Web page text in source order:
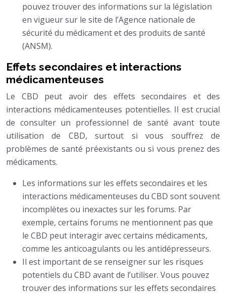
pouvez trouver des informations sur la législation
en vigueur sur le site de l’Agence nationale de
sécurité du médicament et des produits de santé
(ANSM).
Effets secondaires et interactions
médicamenteuses
Le CBD peut avoir des effets secondaires et des
interactions médicamenteuses potentielles. Il est crucial
de consulter un professionnel de santé avant toute
utilisation de CBD, surtout si vous souffrez de
problèmes de santé préexistants ou si vous prenez des
médicaments.
Les informations sur les effets secondaires et les
interactions médicamenteuses du CBD sont souvent
incomplètes ou inexactes sur les forums. Par
exemple, certains forums ne mentionnent pas que
le CBD peut interagir avec certains médicaments,
comme les anticoagulants ou les antidépresseurs.
Il est important de se renseigner sur les risques
potentiels du CBD avant de l’utiliser. Vous pouvez
trouver des informations sur les effets secondaires